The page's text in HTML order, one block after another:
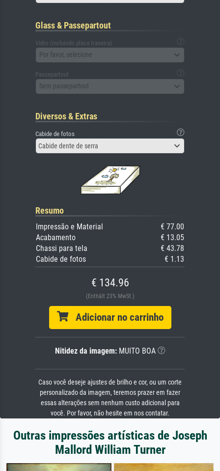
Glass & Passepartout
Vidro (incluindo placa traseira)
Por favor, selecione
Passepartout
Sem passepartout
Diversos & Extras
Cabide de fotos
Cabide dente de serra
Resumo
Impressão e Material
€ 77.00
Acabamento
€ 13.05
Chassi para tela
€ 43.78
Cabide de fotos
€ 1.13
€ 134.96
(Enthält 23% MwSt.)
Adicionar no carrinho
Nitidez da imagem:MUITO BOA
Caso você deseje ajustes de brilho e cor, ou um corte
personalizado da imagem, teremos prazer em fazer
essas alterações sem nenhum custo adicional para
você. Por favor, não hesite em nos contatar.
Outras impressões artísticas de Joseph
Mallord William Turner